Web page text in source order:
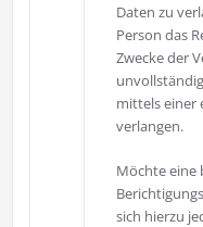
Daten zu
Person das
Zwecke der
mittels einer
verlangen.
Möchte eine
sich hierzu